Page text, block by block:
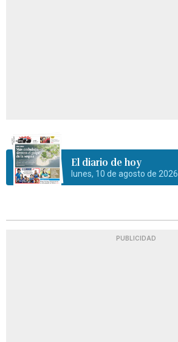
El diario de hoy
lunes, 10 de agosto de 2026
PUBLICIDAD